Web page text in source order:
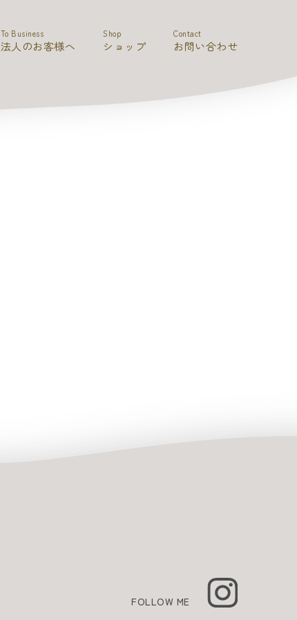
To Business
法人のお客様へ
Shop
ショップ
Contact
お問い合わせ
FOLLOW ME